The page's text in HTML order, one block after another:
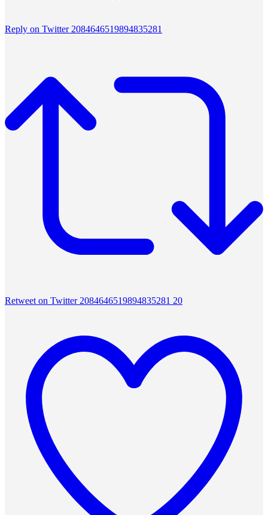
Reply on Twitter 2084646519894835281
Retweet on Twitter 2084646519894835281 20